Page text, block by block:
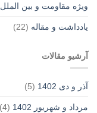
ویژه مقاومت و بین الملل
یادداشت‌ و مقاله (22)
آرشیو مقالات
آذر و دی 1402 (5)
مرداد و شهریور 1402 (4)